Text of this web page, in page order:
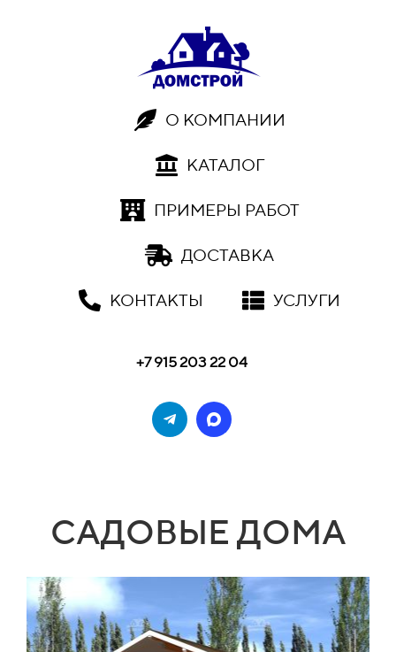
О КОМПАНИИ
КАТАЛОГ
ПРИМЕРЫ РАБОТ
ДОСТАВКА
КОНТАКТЫ УСЛУГИ
+7 915 203 22 04
САДОВЫЕ ДОМА